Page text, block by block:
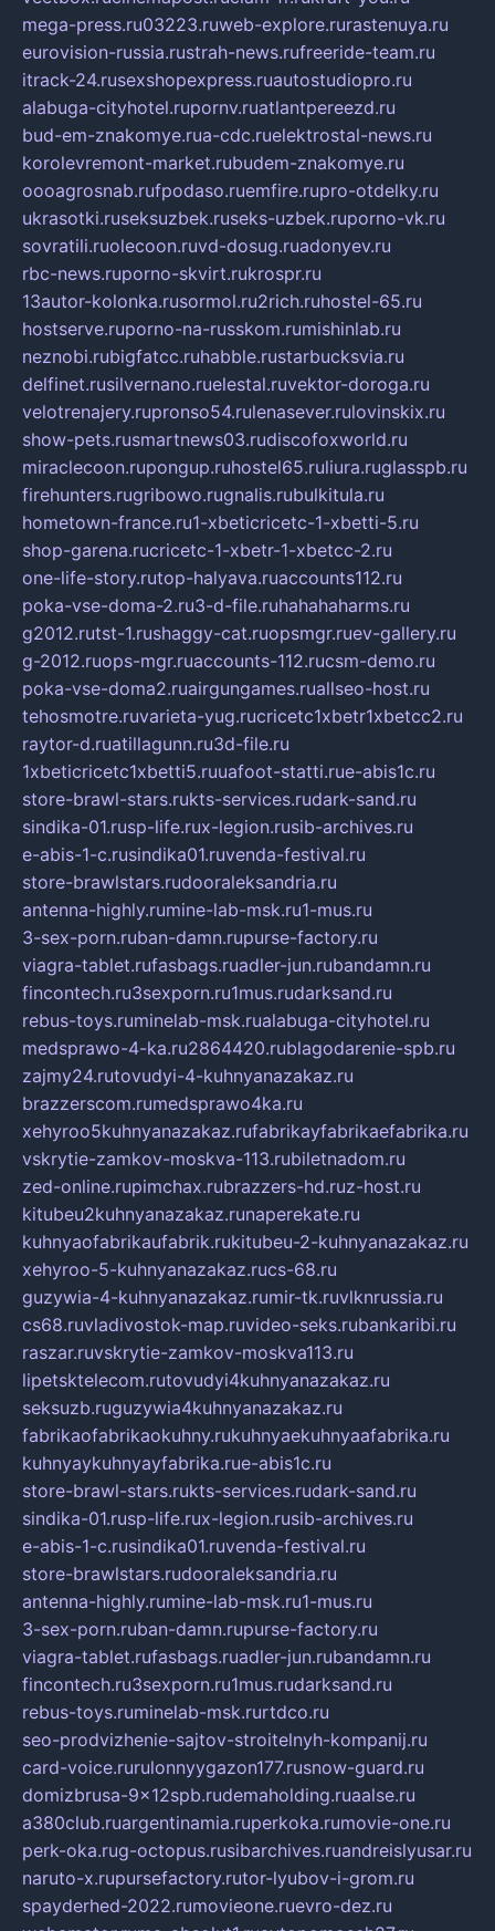
mega-press.ru03223.ruweb-explore.rurastenuya.ru
eurovision-russia.rustrah-news.rufreeride-team.ru
itrack-24.rusexshopexpress.ruautostudiopro.ru
alabuga-cityhotel.rupornv.ruatlantpereezd.ru
bud-em-znakomye.rua-cdc.ruelektrostal-news.ru
korolevremont-market.rubudem-znakomye.ru
oooagrosnab.rufpodaso.ruemfire.rupro-otdelky.ru
ukrasotki.ruseksuzbek.ruseks-uzbek.ruporno-vk.ru
sovratili.ruolecoon.ruvd-dosug.ruadonyev.ru
rbc-news.ruporno-skvirt.rukrospr.ru
13autor-kolonka.rusormol.ru2rich.ruhostel-65.ru
hostserve.ruporno-na-russkom.rumishinlab.ru
neznobi.rubigfatcc.ruhabble.rustarbucksvia.ru
delfinet.rusilvernano.ruelestal.ruvektor-doroga.ru
velotrenajery.rupronso54.rulenasever.rulovinskix.ru
show-pets.rusmartnews03.rudiscofoxworld.ru
miraclecoon.rupongup.ruhostel65.ruliura.ruglasspb.ru
firehunters.rugribowo.rugnalis.rubulkitula.ru
hometown-france.ru1-xbeticricetc-1-xbetti-5.ru
shop-garena.rucricetc-1-xbetr-1-xbetcc-2.ru
one-life-story.rutop-halyava.ruaccounts112.ru
poka-vse-doma-2.ru3-d-file.ruhahahaharms.ru
g2012.rutst-1.rushaggy-cat.ruopsmgr.ruev-gallery.ru
g-2012.ruops-mgr.ruaccounts-112.rucsm-demo.ru
poka-vse-doma2.ruairgungames.ruallseo-host.ru
tehosmotre.ruvarieta-yug.rucricetc1xbetr1xbetcc2.ru
raytor-d.ruatillagunn.ru3d-file.ru
1xbeticricetc1xbetti5.ruuafoot-statti.rue-abis1c.ru
store-brawl-stars.rukts-services.rudark-sand.ru
sindika-01.rusp-life.rux-legion.rusib-archives.ru
e-abis-1-c.rusindika01.ruvenda-festival.ru
store-brawlstars.rudooraleksandria.ru
antenna-highly.rumine-lab-msk.ru1-mus.ru
3-sex-porn.ruban-damn.rupurse-factory.ru
viagra-tablet.rufasbags.ruadler-jun.rubandamn.ru
fincontech.ru3sexporn.ru1mus.rudarksand.ru
rebus-toys.ruminelab-msk.rualabuga-cityhotel.ru
medsprawo-4-ka.ru2864420.rublagodarenie-spb.ru
zajmy24.rutovudyi-4-kuhnyanazakaz.ru
brazzerscom.rumedsprawo4ka.ru
xehyroo5kuhnyanazakaz.rufabrikayfabrikaefabrika.ru
vskrytie-zamkov-moskva-113.rubiletnadom.ru
zed-online.rupimchax.rubrazzers-hd.ruz-host.ru
kitubeu2kuhnyanazakaz.runaperekate.ru
kuhnyaofabrikaufabrik.rukitubeu-2-kuhnyanazakaz.ru
xehyroo-5-kuhnyanazakaz.rucs-68.ru
guzywia-4-kuhnyanazakaz.rumir-tk.ruvlknrussia.ru
cs68.ruvladivostok-map.ruvideo-seks.rubankaribi.ru
raszar.ruvskrytie-zamkov-moskva113.ru
lipetsktelecom.rutovudyi4kuhnyanazakaz.ru
seksuzb.ruguzywia4kuhnyanazakaz.ru
fabrikaofabrikaokuhny.rukuhnyaekuhnyaafabrika.ru
kuhnyaykuhnyayfabrika.rue-abis1c.ru
store-brawl-stars.rukts-services.rudark-sand.ru
sindika-01.rusp-life.rux-legion.rusib-archives.ru
e-abis-1-c.rusindika01.ruvenda-festival.ru
store-brawlstars.rudooraleksandria.ru
antenna-highly.rumine-lab-msk.ru1-mus.ru
3-sex-porn.ruban-damn.rupurse-factory.ru
viagra-tablet.rufasbags.ruadler-jun.rubandamn.ru
fincontech.ru3sexporn.ru1mus.rudarksand.ru
rebus-toys.ruminelab-msk.rurtdco.ru
seo-prodvizhenie-sajtov-stroitelnyh-kompanij.ru
card-voice.rurulonnyygazon177.rusnow-guard.ru
domizbrusa-9x12spb.rudemaholding.ruaalse.ru
a380club.ruargentinamia.ruperkoka.rumovie-one.ru
perk-oka.rug-octopus.rusibarchives.ruandreislyusar.ru
naruto-x.rupursefactory.rutor-lyubov-i-grom.ru
spayderhed-2022.rumovieone.ruevro-dez.ru